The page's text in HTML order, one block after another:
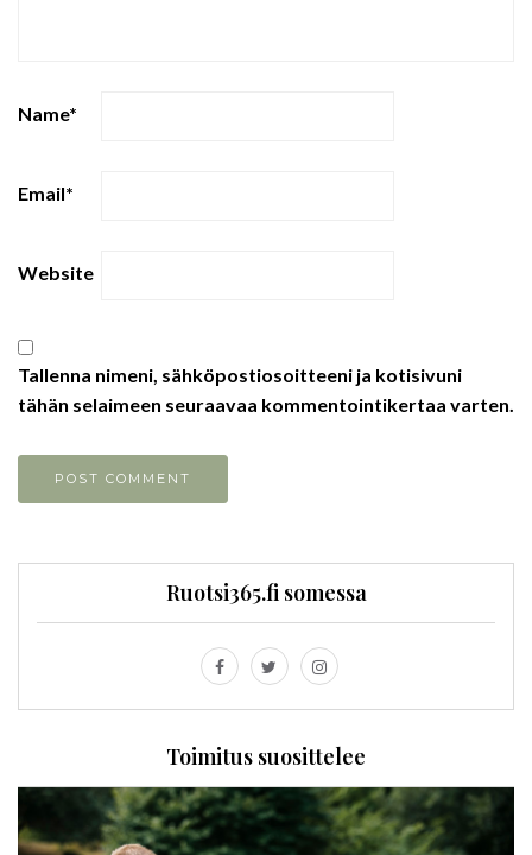
Name*
Email*
Website
Tallenna nimeni, sähköpostiosoitteeni ja kotisivuni
tähän selaimeen seuraavaa kommentointikertaa varten.
Ruotsi365.fi somessa
Toimitus suosittelee